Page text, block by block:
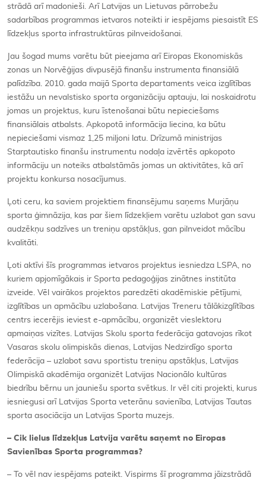
strādā arī madonieši. Arī Latvijas un Lietuvas pārrobežu
sadarbības programmas ietvaros noteikti ir iespējams piesaistīt ES
līdzekļus sporta infrastruktūras pilnveidošanai.
Jau šogad mums varētu būt pieejama arī Eiropas Ekonomiskās
zonas un Norvēģijas divpusējā finanšu instrumenta finansiālā
palīdzība. 2010. gada maijā Sporta departaments veica izglītības
iestāžu un nevalstisko sporta organizāciju aptauju, lai noskaidrotu
jomas un projektus, kuru īstenošanai būtu nepieciešams
finansiālais atbalsts. Apkopotā informācija liecina, ka būtu
nepieciešami vismaz 1,25 miljoni latu. Drīzumā ministrijas
Starptautisko finanšu instrumentu nodaļa izvērtēs apkopoto
informāciju un noteiks atbalstāmās jomas un aktivitātes, kā arī
projektu konkursa nosacījumus.
Ļoti ceru, ka saviem projektiem finansējumu saņems Murjāņu
sporta ģimnāzija, kas par šiem līdzekļiem varētu uzlabot gan savu
audzēkņu sadzīves un treniņu apstākļus, gan pilnveidot mācību
kvalitāti.
Ļoti aktīvi šīs programmas ietvaros projektus iesniedza LSPA, no
kuriem apjomīgākais ir Sporta pedagoģijas zinātnes institūta
izveide. Vēl vairākos projektos paredzēti akadēmiskie pētījumi,
izglītības un apmācību uzlabošana. Latvijas Treneru tālākizglītības
centrs iecerējis ieviest e-apmācību, organizēt vieslektoru
apmaiņas vizītes. Latvijas Skolu sporta federācija gatavojas rīkot
Vasaras skolu olimpiskās dienas, Latvijas Nedzirdīgo sporta
federācija – uzlabot savu sportistu treniņu apstākļus, Latvijas
Olimpiskā akadēmija organizēt Latvijas Nacionālo kultūras
biedrību bērnu un jauniešu sporta svētkus. Ir vēl citi projekti, kurus
iesniegusi arī Latvijas Sporta veterānu savienība, Latvijas Tautas
sporta asociācija un Latvijas Sporta muzejs.
– Cik lielus līdzekļus Latvija varētu saņemt no Eiropas
Savienības Sporta programmas?
– To vēl nav iespējams pateikt. Vispirms šī programma jāizstrādā